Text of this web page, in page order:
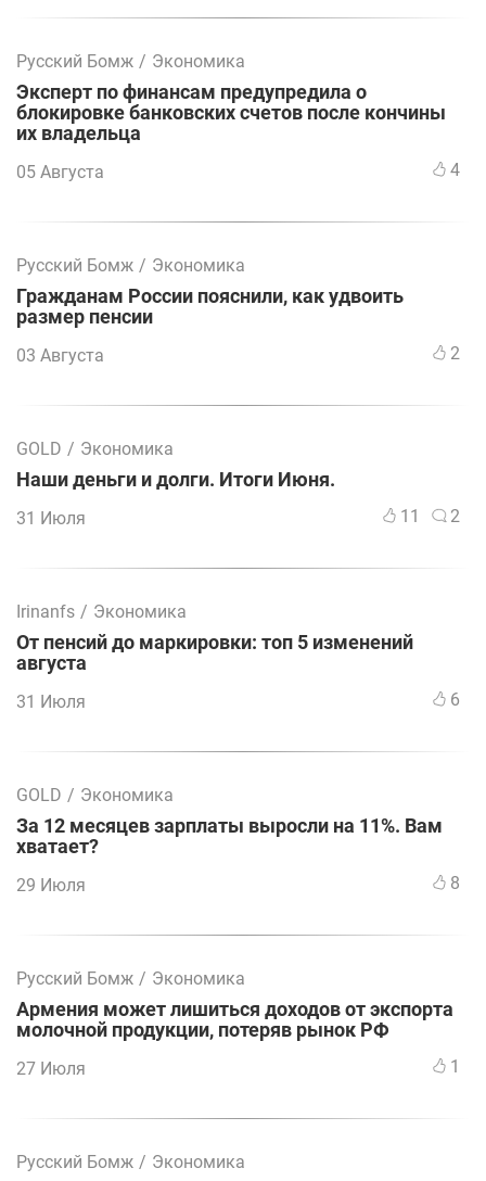
Русский Бомж / Экономика
Эксперт по финансам предупредила о
блокировке банковских счетов после кончины
их владельца
05 Августа 4
Русский Бомж / Экономика
Гражданам России пояснили, как удвоить
размер пенсии
03 Августа 2
GOLD / Экономика
Наши деньги и долги. Итоги Июня.
31 Июля 11 2
Irinanfs / Экономика
От пенсий до маркировки: топ 5 изменений
августа
31 Июля 6
GOLD / Экономика
За 12 месяцев зарплаты выросли на 11%. Вам
хватает?
29 Июля 8
Русский Бомж / Экономика
Армения может лишиться доходов от экспорта
молочной продукции, потеряв рынок РФ
27 Июля 1
Русский Бомж / Экономика